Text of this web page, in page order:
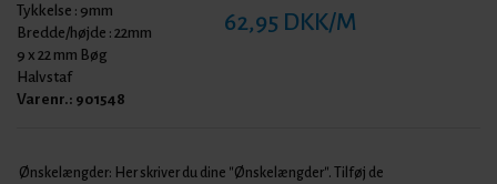
Tykkelse : 9mm
Bredde/højde : 22mm
9 x 22 mm Bøg
Halvstaf
Varenr.: 901548
62,95 DKK/M
Ønskelængder: Her skriver du dine "Ønskelængder". Tilføj de